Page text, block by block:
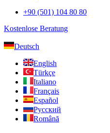
+90 (501) 104 80 80
Kostenlose Beratung
Deutsch
English
Türkçe
Italiano
Français
Español
Русский
Română